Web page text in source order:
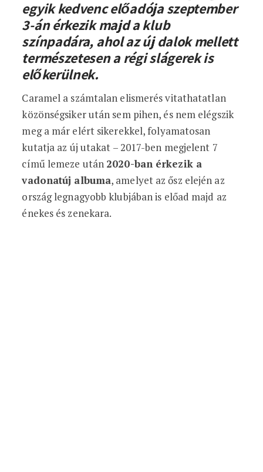
egyik kedvenc előadója szeptember
3-án érkezik majd a klub
színpadára, ahol az új dalok mellett
természetesen a régi slágerek is
előkerülnek.
Caramel a számtalan elismerés vitathatatlan
közönségsiker után sem pihen, és nem elégszik
meg a már elért sikerekkel, folyamatosan
kutatja az új utakat – 2017-ben megjelent 7
című lemeze után 2020-ban érkezik a
vadonatúj albuma, amelyet az ősz elején az
ország legnagyobb klubjában is előad majd az
énekes és zenekara.